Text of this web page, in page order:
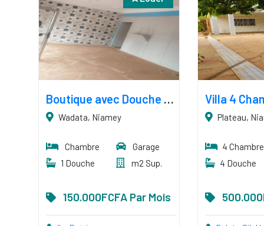
Boutique avec Douche Interne et Magasin
Wadata, Niamey
Chambre
1 Douche
Garage
m2 Sup.
150.000FCFA Par Mois
Plateau,
4 Chambre
4 Douche